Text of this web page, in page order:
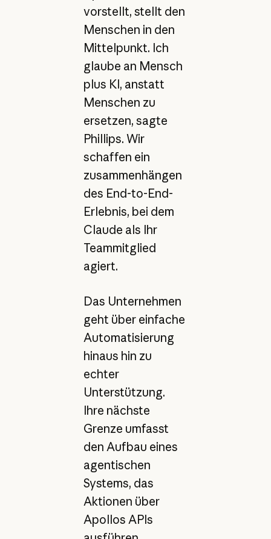
vorstellt, stellt den
Menschen in den
Mittelpunkt. Ich
glaube an Mensch
plus KI, anstatt
Menschen zu
ersetzen, sagte
Phillips. Wir
schaffen ein
zusammenhängen
des End-to-End-
Erlebnis, bei dem
Claude als Ihr
Teammitglied
agiert.
Das Unternehmen
geht über einfache
Automatisierung
hinaus hin zu
echter
Unterstützung.
Ihre nächste
Grenze umfasst
den Aufbau eines
agentischen
Systems, das
Aktionen über
Apollos APIs